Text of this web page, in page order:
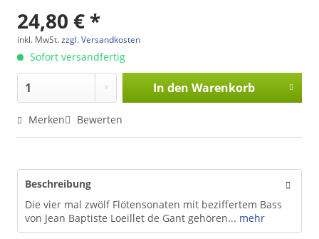
24,80 € *
inkl. MwSt.zzgl. Versandkosten
Sofort versandfertig
In den Warenkorb
Merken Bewerten
Beschreibung
Die vier mal zwölf Flötensonaten mit beziffertem Bass
von Jean Baptiste Loeillet de Gant gehören... mehr